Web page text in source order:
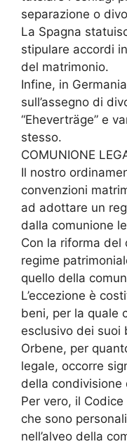
separazione o
La Spagna
stipulare accordi
del matrimonio.
Infine, in
sull’assegno di
“Eheverträge” e
stesso.
COMUNIONE
Il nostro
convenzioni
ad adottare un
dalla comunione
Con la riforma
regime
quello della
L’eccezione è
beni, per la quale
esclusivo dei suoi
Orbene, per
legale, occorre
della condivisione
Per vero, il
che sono
nell’alveo della